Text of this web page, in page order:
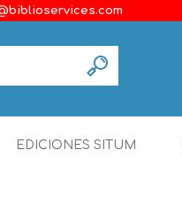
EDICIONES SITUM